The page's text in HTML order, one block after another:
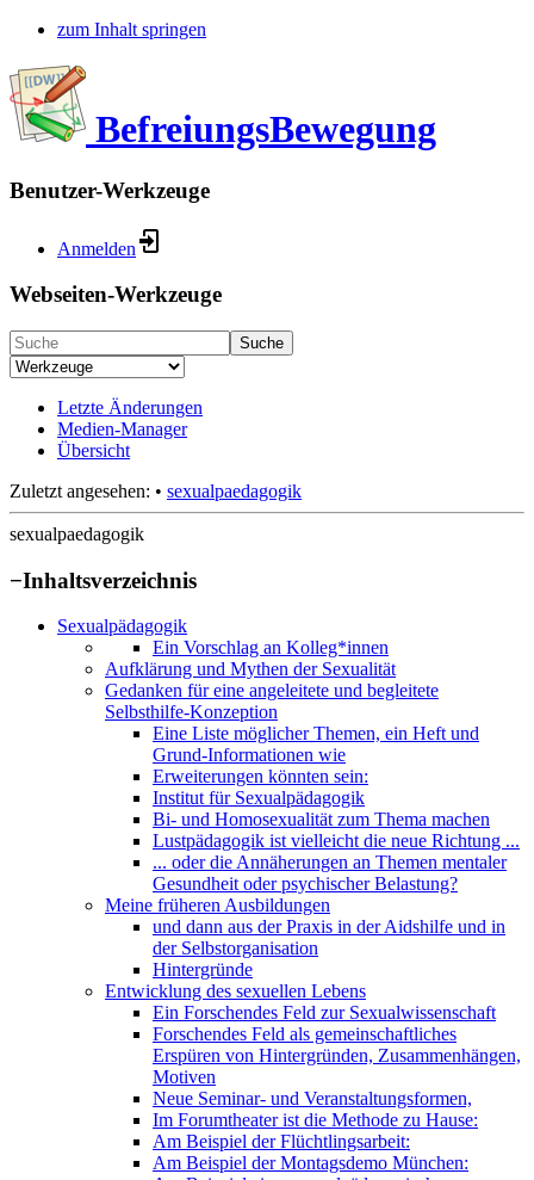
zum Inhalt springen
BefreiungsBewegung
Benutzer-Werkzeuge
Anmelden
Webseiten-Werkzeuge
Suche
Letzte Änderungen
Medien-Manager
Übersicht
Zuletzt angesehen: • sexualpaedagogik
sexualpaedagogik
−Inhaltsverzeichnis
Sexualpädagogik
Ein Vorschlag an Kolleg*innen
Aufklärung und Mythen der Sexualität
Gedanken für eine angeleitete und begleitete
Selbsthilfe-Konzeption
Eine Liste möglicher Themen, ein Heft und
Grund-Informationen wie
Erweiterungen könnten sein:
Institut für Sexualpädagogik
Bi- und Homosexualität zum Thema machen
Lustpädagogik ist vielleicht die neue Richtung ...
... oder die Annäherungen an Themen mentaler
Gesundheit oder psychischer Belastung?
Meine früheren Ausbildungen
und dann aus der Praxis in der Aidshilfe und in
der Selbstorganisation
Hintergründe
Entwicklung des sexuellen Lebens
Ein Forschendes Feld zur Sexualwissenschaft
Forschendes Feld als gemeinschaftliches
Erspüren von Hintergründen, Zusammenhängen,
Motiven
Neue Seminar- und Veranstaltungsformen,
Im Forumtheater ist die Methode zu Hause:
Am Beispiel der Flüchtlingsarbeit:
Am Beispiel der Montagsdemo München: